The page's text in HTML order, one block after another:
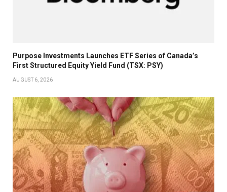
Purpose Investments Launches ETF Series of Canada’s
First Structured Equity Yield Fund (TSX: PSY)
AUGUST 6, 2026